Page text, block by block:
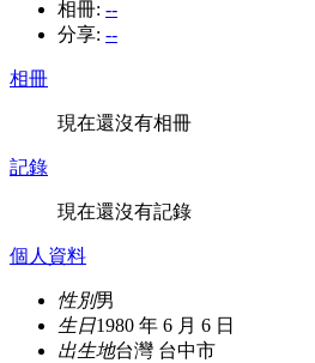
相冊: --
分享: --
相冊
現在還沒有相冊
記錄
現在還沒有記錄
個人資料
性別男
生日1980 年 6 月 6 日
出生地台灣 台中市